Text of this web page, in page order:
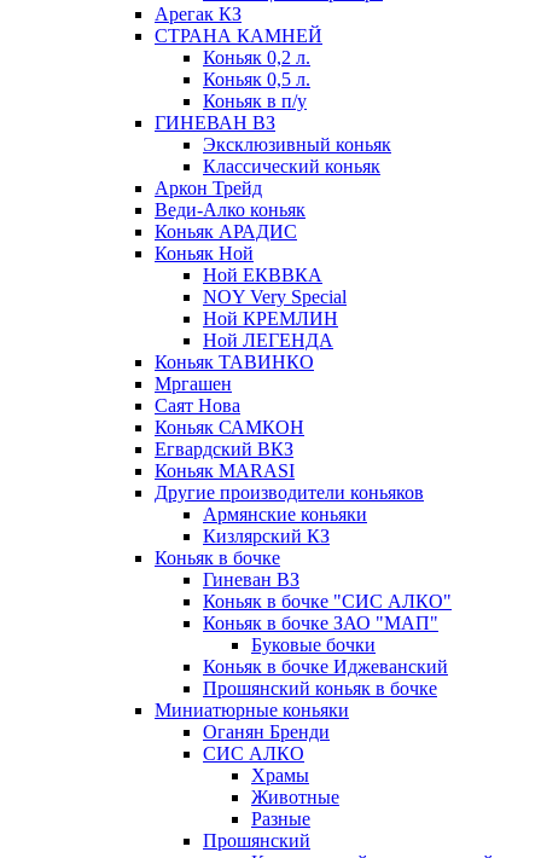
Арегак КЗ
СТРАНА КАМНЕЙ
Коньяк 0,2 л.
Коньяк 0,5 л.
Коньяк в п/у
ГИНЕВАН ВЗ
Эксклюзивный коньяк
Классический коньяк
Аркон Трейд
Веди-Алко коньяк
Коньяк АРАДИС
Коньяк Ной
Ной ЕКВВКА
NOY Very Special
Ной КРЕМЛИН
Ной ЛЕГЕНДА
Коньяк ТАВИНКО
Мргашен
Саят Нова
Коньяк САМКОН
Егвардский ВКЗ
Коньяк MARASI
Другие производители коньяков
Армянские коньяки
Кизлярский КЗ
Коньяк в бочке
Гиневан ВЗ
Коньяк в бочке "СИС АЛКО"
Коньяк в бочке ЗАО "МАП"
Буковые бочки
Коньяк в бочке Иджеванский
Прошянский коньяк в бочке
Миниатюрные коньяки
Оганян Бренди
СИС АЛКО
Храмы
Животные
Разные
Прошянский